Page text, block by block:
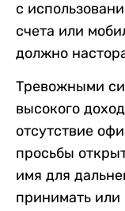
с
счета или
должно
Тревожными
высокого
отсутствие
просьбы
имя для
принимать или